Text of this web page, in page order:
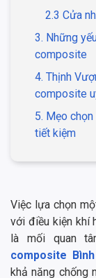
2.3 Cửa
3. Những
composite
4. Thịnh
composite
5. Mẹo
tiết kiệm
Việc lựa chọn
với điều kiện khí
là mối quan
composite
khả năng chống